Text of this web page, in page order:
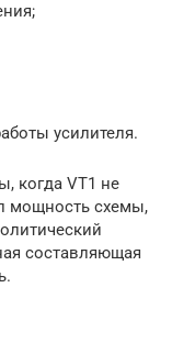
усилителя.
когда VT1 не
мощность схемы,
составляющая